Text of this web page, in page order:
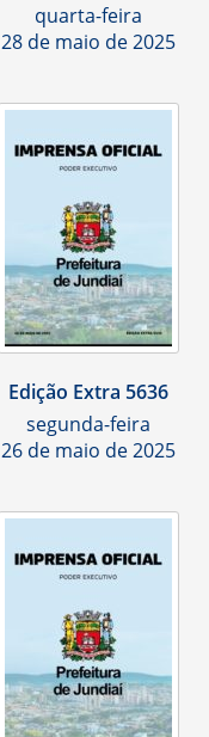
quarta-feira
28 de maio de 2025
Edição Extra 5636
segunda-feira
26 de maio de 2025